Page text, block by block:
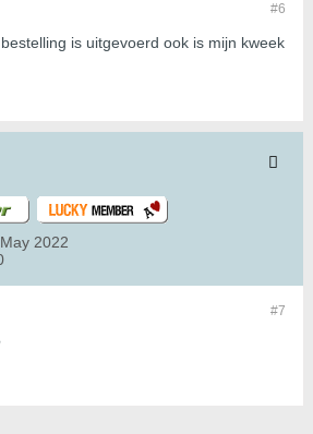
#6
is uitgevoerd ook is mijn kweek
May 2022
#7